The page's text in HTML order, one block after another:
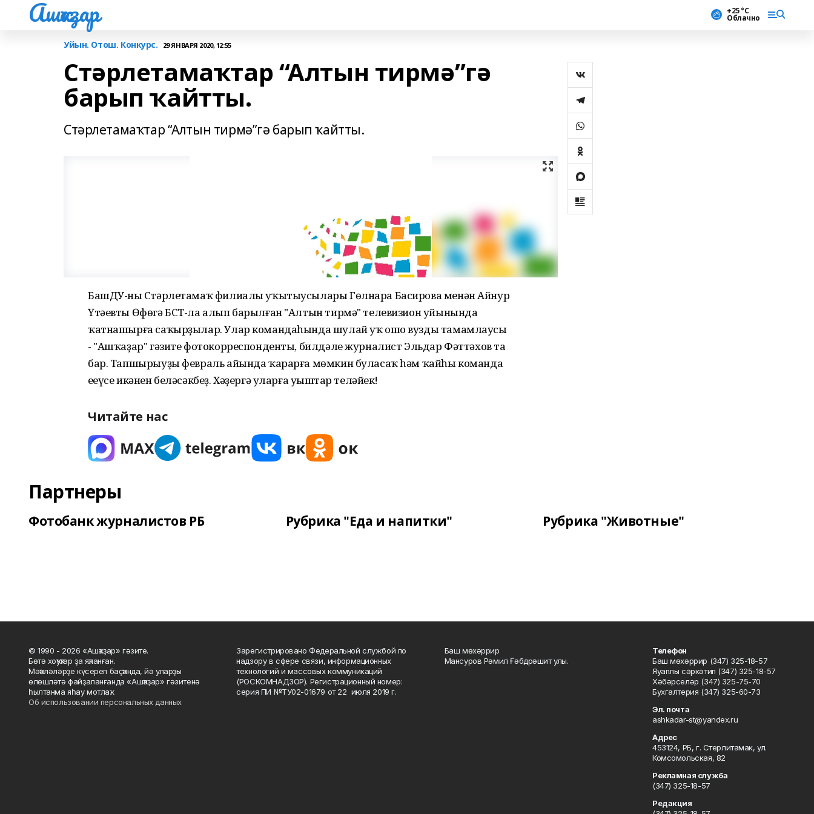
Ашҡаҙар +25 °С
Облачно
Уйын. Отош. Конкурс. 29 ЯНВАРЯ 2020, 12:55
Стәрлетамаҡтар “Алтын тирмә”гә
барып ҡайтты.
Стәрлетамаҡтар “Алтын тирмә”гә барып ҡайтты.
БашДУ-ның Стәрлетамаҡ филиалы уҡытыусылары Гөлнара Басирова менән Айнур
Үтәевты Өфөгә БСТ-ла алып барылған "Алтын тирмә" телевизион уйынында
ҡатнашырға саҡырҙылар. Улар командаһында шулай уҡ ошо вузды тамамлаусы
- "Ашҡаҙар" гәзите фотокорреспонденты, билдәле журналист Эльдар Фәттәхов та
бар. Тапшырыуҙы февраль айында ҡарарға мөмкин буласаҡ һәм ҡайһы команда
еңеүсе икәнен беләсәкбеҙ. Хәҙергә уларға уңыштар теләйек!
Читайте нас
Партнеры
Фотобанк журналистов РБ Рубрика "Еда и напитки" Рубрика "Животные"
© 1990 - 2026 «Ашҡаҙар» гәзите.
Бөтә хоҡуҡтар ҙа яҡланған.
Мәҡәләләрҙе күсереп баҫҡанда, йә уларҙы
өлөшләтә файҙаланғанда «Ашҡаҙар» гәзитенә
һылтанма яһау мотлаҡ.
Об использовании персональных данных
Зарегистрировано Федеральной службой по
надзору в сфере связи, информационных
технологий и массовых коммуникаций
(РОСКОМНАДЗОР). Регистрационный номер:
серия ПИ №ТУ02-01679 от 22 июля 2019 г.
Баш мөхәррир
Мансуров Рәмил Ғәбдрәшит улы.
Телефон
Баш мөхәррир (347) 325-18-57
Яуаплы сәркәтип (347) 325-18-57
Хәбәрселәр (347) 325-75-70
Бухгалтерия (347) 325-60-73
Эл. почта
ashkadar-st@yandex.ru
Адрес
453124, РБ, г. Стерлитамак, ул.
Комсомольская, 82
Рекламная служба
(347) 325-18-57
Редакция